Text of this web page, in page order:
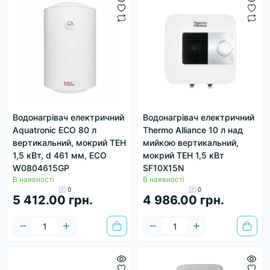
Водонагрівач електричний
Aquatronic ECO 80 л
вертикальний, мокрий ТЕН
1,5 кВт, d 461 мм, ECO
W0804615GP
В наявності
0
5 412.00 грн.
Водонагрівач електричний
Thermo Alliance 10 л над
мийкою вертикальний,
мокрий ТЕН 1,5 кВт
SF10X15N
В наявності
0
4 986.00 грн.